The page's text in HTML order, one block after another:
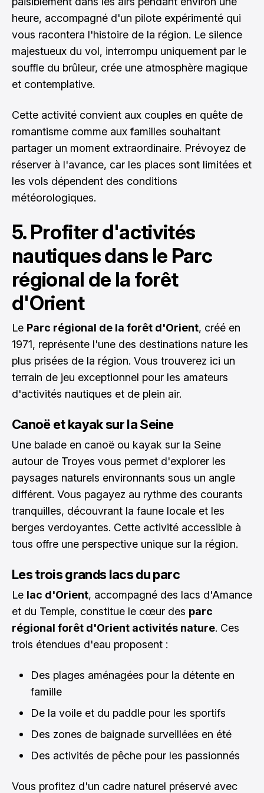
heure, accompagné d'un pilote expérimenté qui
vous racontera l'histoire de la région. Le silence
majestueux du vol, interrompu uniquement par le
souffle du brûleur, crée une atmosphère magique
et contemplative.
Cette activité convient aux couples en quête de
romantisme comme aux familles souhaitant
partager un moment extraordinaire. Prévoyez de
réserver à l'avance, car les places sont limitées et
les vols dépendent des conditions
météorologiques.
5. Profiter d'activités
nautiques dans le Parc
régional de la forêt
d'Orient
Le Parc régional de la forêt d'Orient, créé en
1971, représente l'une des destinations nature les
plus prisées de la région. Vous trouverez ici un
terrain de jeu exceptionnel pour les amateurs
d'activités nautiques et de plein air.
Canoë et kayak sur la Seine
Une balade en canoë ou kayak sur la Seine
autour de Troyes vous permet d'explorer les
paysages naturels environnants sous un angle
différent. Vous pagayez au rythme des courants
tranquilles, découvrant la faune locale et les
berges verdoyantes. Cette activité accessible à
tous offre une perspective unique sur la région.
Les trois grands lacs du parc
Le lac d'Orient, accompagné des lacs d'Amance
et du Temple, constitue le cœur des parc
régional forêt d'Orient activités nature. Ces
trois étendues d'eau proposent :
Des plages aménagées pour la détente en
famille
De la voile et du paddle pour les sportifs
Des zones de baignade surveillées en été
Des activités de pêche pour les passionnés
Vous profitez d'un cadre naturel préservé avec